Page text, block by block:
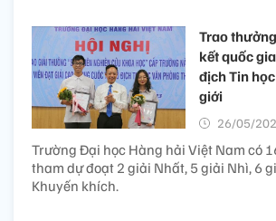
Trao
kết quốc
địch Tin
giới
26/05/
Trường Đại học Hàng hải Việt Nam có
tham dự đoạt 2 giải Nhất, 5 giải Nhì, 6
Khuyến khích.